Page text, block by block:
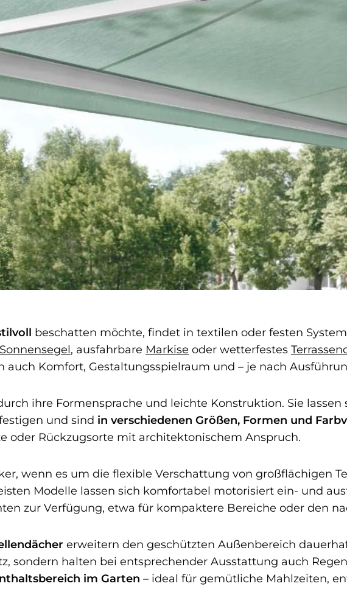
beschatten möchte, findet in textilen oder festen
Sonnensegel, ausfahrbare Markise oder wetterfestes
auch Komfort, Gestaltungsspielraum und – je nach
ihre Formensprache und leichte Konstruktion. Sie lassen
und sind in verschiedenen Größen, Formen und
oder Rückzugsorte mit architektonischem Anspruch.
wenn es um die flexible Verschattung von großflächigen
Modelle lassen sich komfortabel motorisiert ein- und
zur Verfügung, etwa für kompaktere Bereiche oder den
erweitern den geschützten Außenbereich
sondern halten bei entsprechender Ausstattung auch
im Garten – ideal für gemütliche Mahlzeiten,